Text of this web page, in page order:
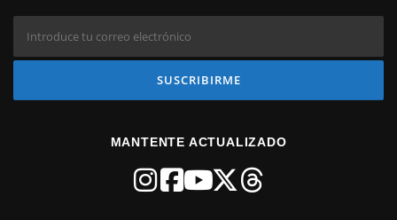
MANTENTE ACTUALIZADO